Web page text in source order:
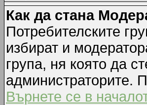
Как да стана
Потребителските
избират и
група, ня която да
администраторите.
Върнете се в